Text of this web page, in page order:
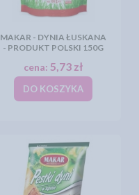
MAKAR - DYNIA ŁUSKANA
- PRODUKT POLSKI 150G
cena:5,73 zł
DO KOSZYKA